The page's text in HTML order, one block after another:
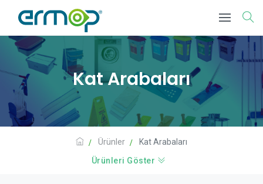
Kat Arabaları
Ürünler
Kat Arabaları
Ürünleri Göster